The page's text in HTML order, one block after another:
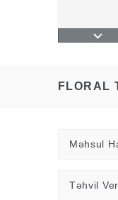
FLORAL
Məhsul
Təhvil